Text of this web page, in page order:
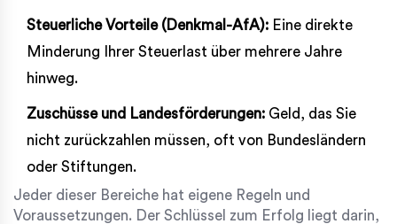
Steuerliche Vorteile (Denkmal-AfA): Eine direkte
Minderung Ihrer Steuerlast über mehrere Jahre
hinweg.
Zuschüsse und Landesförderungen: Geld, das Sie
nicht zurückzahlen müssen, oft von Bundesländern
oder Stiftungen.
Jeder dieser Bereiche hat eigene Regeln und
Voraussetzungen. Der Schlüssel zum Erfolg liegt darin,